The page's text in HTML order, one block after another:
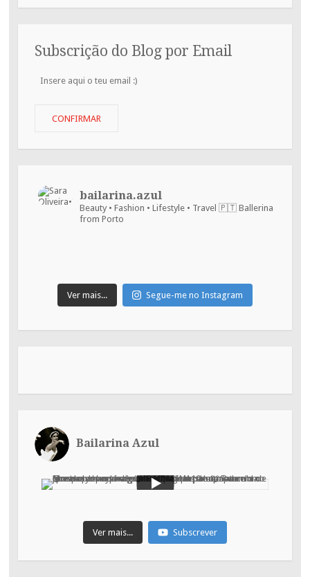
Subscrição do Blog por Email
Insere
CONFIRMAR
bailarina.azul
Beauty • Fashion • Lifestyle • Travel 🇵🇹 Ballerina
from Porto
Ver mais... Segue-me no Instagram
Bailarina Azul
Ver mais... Subscrever